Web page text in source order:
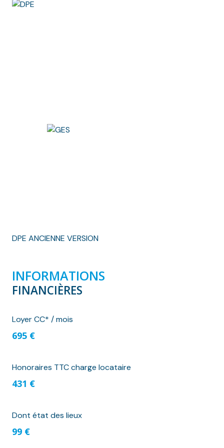
DPE ANCIENNE VERSION
INFORMATIONS
FINANCIÈRES
Loyer CC* / mois
695 €
Honoraires TTC charge locataire
431 €
Dont état des lieux
99 €